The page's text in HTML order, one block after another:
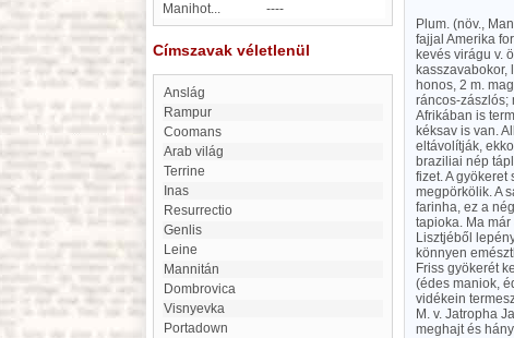
Manihot...
----
Címszavak véletlenül
anslág
Rampur
Coomans
arab világ
Terrine
Inas
Resurrectio
Genlis
Leine
Mannitán
Dombrovica
Visnyevka
Portadown
Plum. (növ.,
fajjal Amerika
kevés virágu v.
honos, 2 m.
ráncos-zászlós;
Afrikában is
kéksav is van.
eltávolítják,
braziliai nép
fizet. A
megpörkölik. A
farinha, ez a
tapioka. Ma
Lisztjéből
könnyen
Friss gyökerét
(édes maniok,
vidékein
M. v. Jatropha
meghajt és